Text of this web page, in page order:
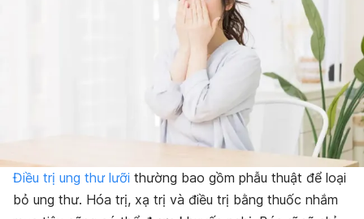
Điều trị ung thư lưỡi thường bao gồm phẫu thuật để loại
bỏ ung thư. Hóa trị, xạ trị và điều trị bằng thuốc nhắm